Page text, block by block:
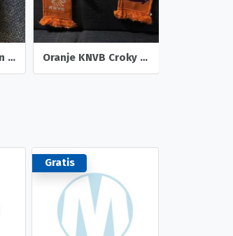
Oreo sport sokken maat 43-46 nieuw Oranje KNVB Croky acryl sjaal met franjes NIEUW
Gratis